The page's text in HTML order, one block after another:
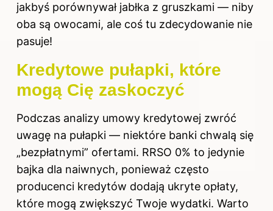
jakbyś porównywał jabłka z gruszkami — niby
oba są owocami, ale coś tu zdecydowanie nie
pasuje!
Kredytowe pułapki, które
mogą Cię zaskoczyć
Podczas analizy umowy kredytowej zwróć
uwagę na pułapki — niektóre banki chwalą się
„bezpłatnymi” ofertami. RRSO 0% to jedynie
bajka dla naiwnych, ponieważ często
producenci kredytów dodają ukryte opłaty,
które mogą zwiększyć Twoje wydatki. Warto